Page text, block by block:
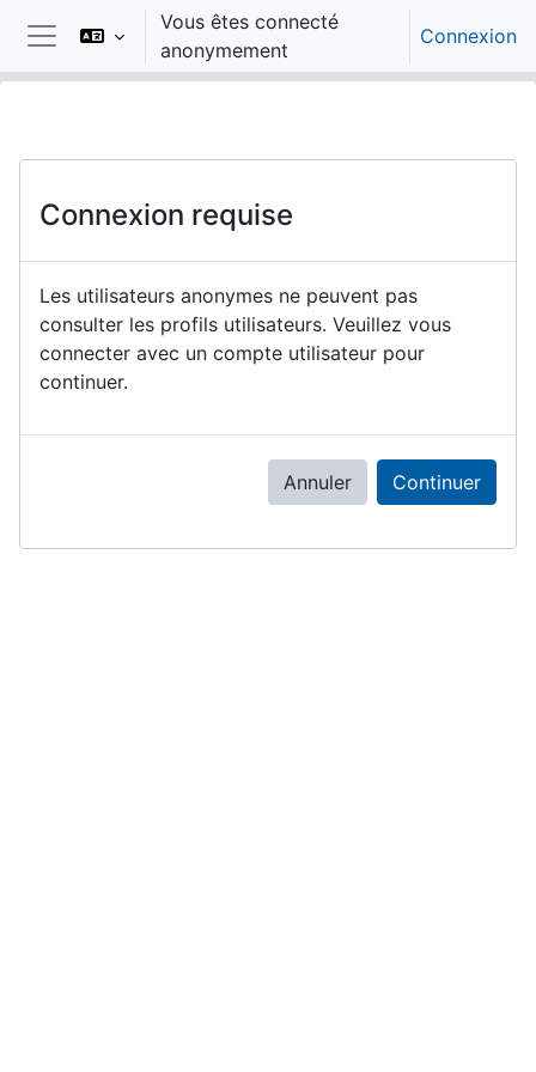
Passer au contenu principal
Panneau latéral
Vous êtes connecté
anonymement
Connexion
Connexion requise
Les utilisateurs anonymes ne peuvent pas
consulter les profils utilisateurs. Veuillez vous
connecter avec un compte utilisateur pour
continuer.
Annuler Continuer